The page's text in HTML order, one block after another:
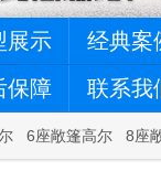
展示 经典案
保障 联系我
6座敞篷高尔 8座